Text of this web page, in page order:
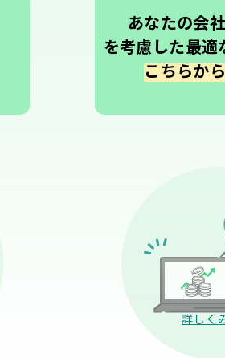
あなたの会
を考慮した最適
こちらか
詳しく